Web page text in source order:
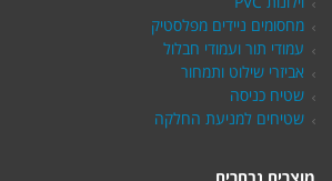
מחסומים ניידים מפלסטיק
עמודי תור ועמודי חבלול
אביזרי שילוט ותמחור
שטיח כניסה
שטיחים למניעת החלקה
מוצרים נבחרים